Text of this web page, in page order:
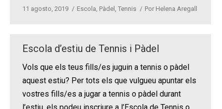
11 agosto, 2019 Escola, Pàdel , Tennis Por Helena Aregall
Escola d’estiu de Tennis i Pàdel
Vols que els teus fills/es juguin a tennis o pàdel
aquest estiu? Per tots els que vulgueu apuntar els
vostres fills/es a jugar a tennis o pàdel durant